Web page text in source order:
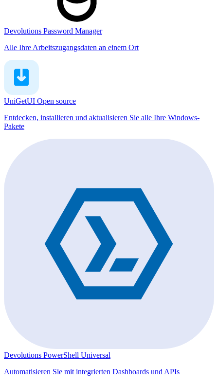
Devolutions Password Manager
Alle Ihre Arbeitszugangsdaten an einem Ort
UniGetUI Open source
Entdecken, installieren und aktualisieren Sie alle Ihre Windows-
Pakete
Devolutions PowerShell Universal
Automatisieren Sie mit integrierten Dashboards und APIs